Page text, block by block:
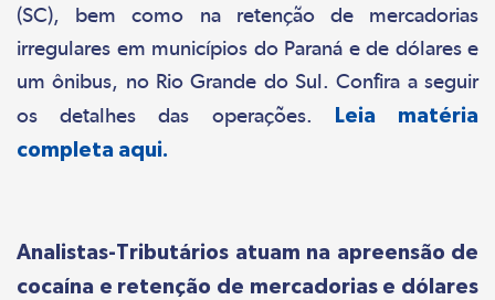
(SC), bem como na retenção de mercadorias
irregulares em municípios do Paraná e de dólares e
um ônibus, no Rio Grande do Sul. Confira a seguir
os detalhes das operações. Leia matéria
completa aqui.
Analistas-Tributários atuam na apreensão de
cocaína e retenção de mercadorias e dólares